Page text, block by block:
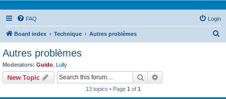
FAQ Login
Board index Technique Autres problèmes
Autres problèmes
Moderators: Guido Lully
New Topic Search
13 topics • Page 1 of 1